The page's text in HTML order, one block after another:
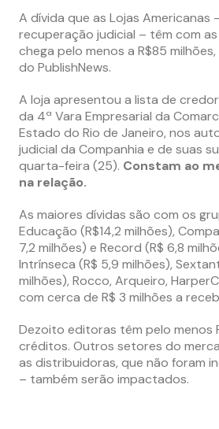
A dívida que as Lojas Americanas
recuperação judicial – têm com
chega pelo menos a R$85
do PublishNews.
A loja apresentou a lista de
da 4ª Vara Empresarial da
Estado do Rio de Janeiro, nos
judicial da Companhia e de suas
quarta-feira (25). Constam ao
na relação.
As maiores dívidas são com os
Educação (R$14,2 milhões),
7,2 milhões) e Record (R$ 6,8
Intrínseca (R$ 5,9 milhões),
milhões), Rocco, Arqueiro,
com cerca de R$ 3 milhões a
Dezoito editoras têm pelo menos
créditos. Outros setores do
as distribuidoras, que não foram
– também serão impactados.